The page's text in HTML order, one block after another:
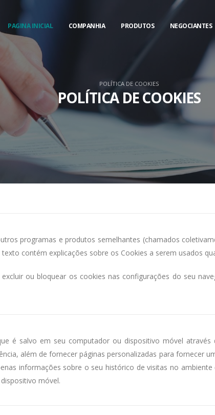
PAGINA INICIAL COMPANHIA PRODUTOS NEGOCIANTES
POLÍTICA DE COOKIES
POLÍTICA DE COOKIES
programas e produtos semelhantes (chamados
contém explicações sobre os Cookies a serem usados
ou bloquear os cookies nas configurações do seu
é salvo em seu computador ou dispositivo móvel
além de fornecer páginas personalizadas para fornecer
informações sobre o seu histórico de visitas no
móvel.